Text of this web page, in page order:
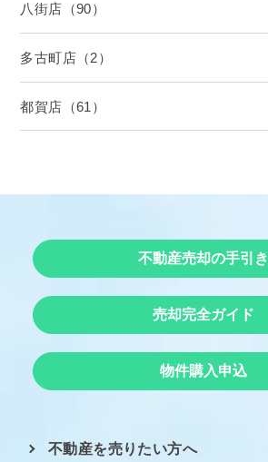
八街店（90）
多古町店（2）
都賀店（61）
不動産売却の手引き
売却完全ガイド
物件購入申込
不動産を売りたい方へ